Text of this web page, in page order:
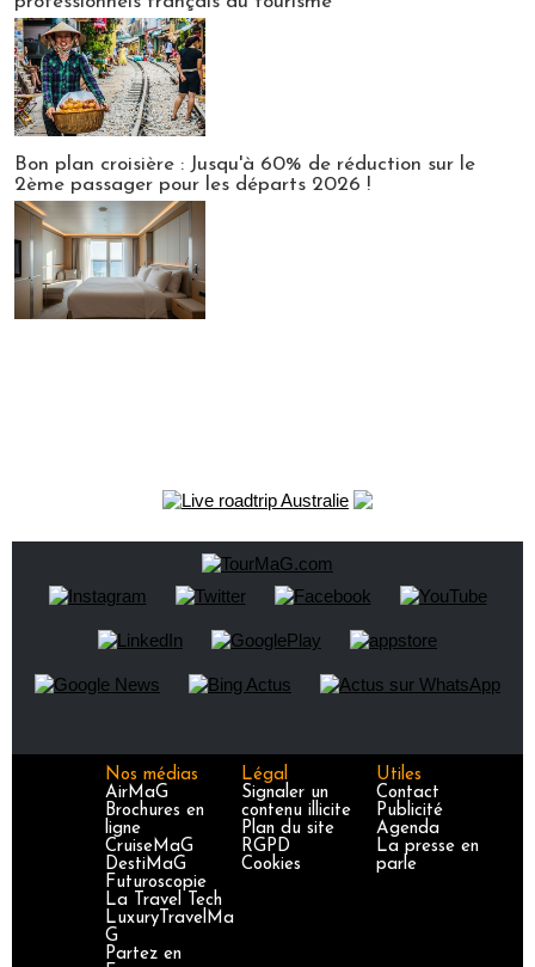
Bon plan croisière : Jusqu'à 60% de réduction sur le
2ème passager pour les départs 2026 !
Nos médias
AirMaG
Brochures en
ligne
CruiseMaG
DestiMaG
Futuroscopie
La Travel Tech
LuxuryTravelMa
G
Partez en
Légal
Signaler un
contenu illicite
Plan du site
RGPD
Cookies
Utiles
Contact
Publicité
Agenda
La presse en
parle